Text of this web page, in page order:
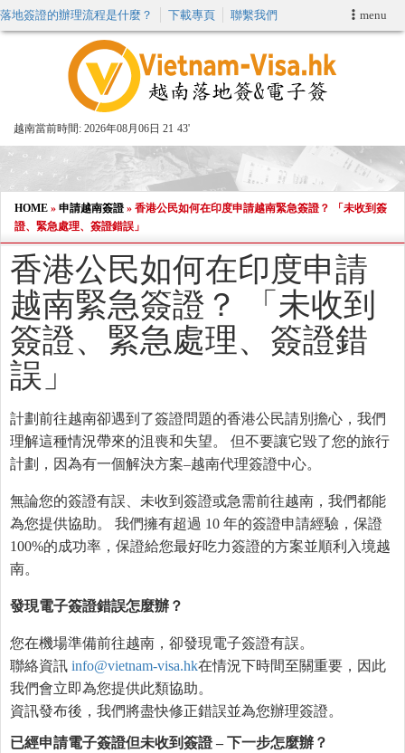
menu
落地簽證的辦理流程是什麼？ 下載專頁 聯繫我們
越南當前時間: 2026年08月06日 21 43'
申請簽證
VIP快速通關服务
加快E-VISA服務
週末緊急電子簽證
查詢簽證狀態
HOME » 申請越南簽證» 香港公民如何在印度申請越南緊急簽證？ 「未收到簽
證、緊急處理、簽證錯誤」
香港公民如何在印度申請
越南緊急簽證？ 「未收到
簽證、緊急處理、簽證錯
誤」
計劃前往越南卻遇到了簽證問題的香港公民請別擔心，我們
理解這種情況帶來的沮喪和失望。 但不要讓它毀了您的旅行
計劃，因為有一個解決方案–越南代理簽證中心。
無論您的簽證有誤、未收到簽證或急需前往越南，我們都能
為您提供協助。 我們擁有超過 10 年的簽證申請經驗，保證
100%的成功率，保證給您最好吃力簽證的方案並順利入境越
南。
發現電子簽證錯誤怎麼辦？
您在機場準備前往越南，卻發現電子簽證有誤。
聯絡資訊 info@vietnam-visa.hk在情況下時間至關重要，因此
我們會立即為您提供此類協助。
資訊發布後，我們將盡快修正錯誤並為您辦理簽證。
已經申請電子簽證但未收到簽證– 下一步怎麼辦？